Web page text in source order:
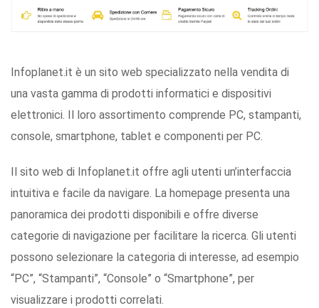
Infoplanet.it è un sito web specializzato nella vendita di
una vasta gamma di prodotti informatici e dispositivi
elettronici. Il loro assortimento comprende PC, stampanti,
console, smartphone, tablet e componenti per PC.
Il sito web di Infoplanet.it offre agli utenti un’interfaccia
intuitiva e facile da navigare. La homepage presenta una
panoramica dei prodotti disponibili e offre diverse
categorie di navigazione per facilitare la ricerca. Gli utenti
possono selezionare la categoria di interesse, ad esempio
“PC”, “Stampanti”, “Console” o “Smartphone”, per
visualizzare i prodotti correlati.